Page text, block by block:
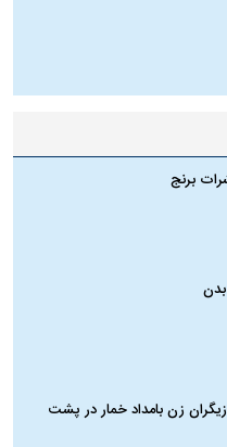
برنج
زن بامداد خمار در پشت